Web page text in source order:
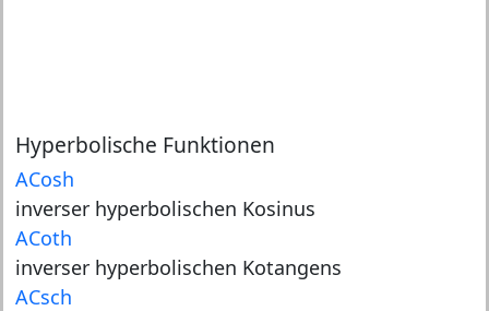
Hyperbolische Funktionen
ACosh
inverser hyperbolischen Kosinus
ACoth
inverser hyperbolischen Kotangens
ACsch